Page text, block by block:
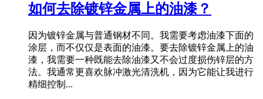
如何去除镀锌金属上的油漆？
因为镀锌金属与普通钢材不同。我需要考虑油漆下面的
涂层，而不仅仅是表面的油漆。要去除镀锌金属上的油
漆，我需要一种既能去除油漆又不会过度损伤锌层的方
法。我通常更喜欢脉冲激光清洗机，因为它能让我进行
精细控制...